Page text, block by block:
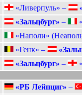
«Ливерпуль» –
«Зальцбург» –
«Наполи»
«Генк» –
«Зальцбург» –
«РБ Лейпциг» –